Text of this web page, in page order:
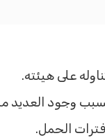
على هيئته.
وجود العديد من
الحمل.